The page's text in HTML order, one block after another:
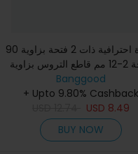
حفرة احترافية ذات 2 فتحة بزاوية 90
درجة 2-12 مم قاطع التروس بزاوية
المطاحن HRC45
Banggood
+ Upto 9.80% Cashback
USD 8.49
BUY NOW